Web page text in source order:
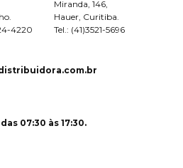
4220
Miranda, 146,
Hauer, Curitiba.
Tel.: (41)3521-5696
07:30 às 17:30.